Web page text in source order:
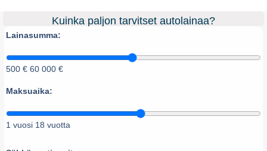
Kuinka paljon tarvitset autolainaa?
Lainasumma:
500 € 60 000 €
Maksuaika:
1 vuosi 18 vuotta